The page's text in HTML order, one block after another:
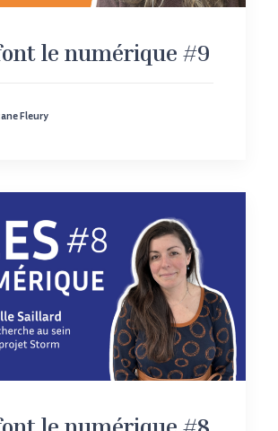
le numérique #9
Fleury